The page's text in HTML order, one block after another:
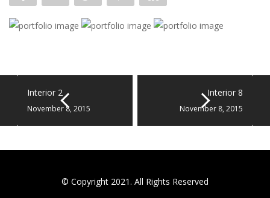
Interior 2
November 8, 2015
Interior 8
November 8, 2015
© Copyright 2021. All Rights Reserved